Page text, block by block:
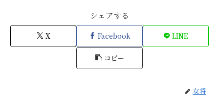
シェアする
X Facebook LINE
コピー
女将